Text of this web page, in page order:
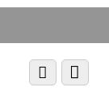
Menu
Scroll
down